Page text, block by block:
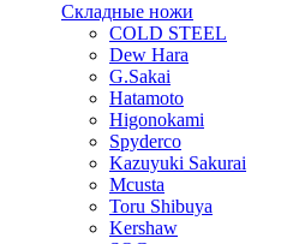
Складные ножи
COLD STEEL
Dew Hara
G.Sakai
Hatamoto
Higonokami
Spyderco
Kazuyuki Sakurai
Mcusta
Toru Shibuya
Kershaw